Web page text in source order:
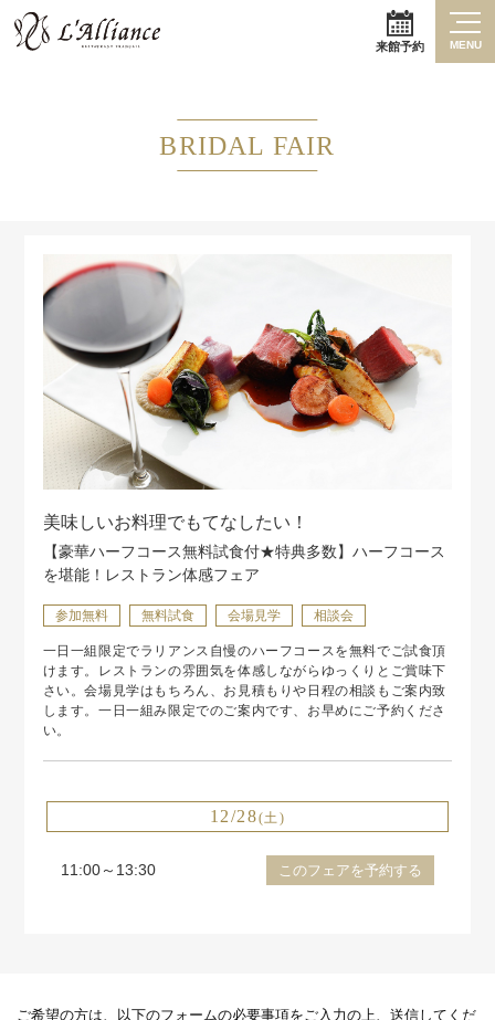
来館予約 MENU
BRIDAL FAIR
美味しいお料理でもてなしたい！
【豪華ハーフコース無料試食付★特典多数】ハーフコース
を堪能！レストラン体感フェア
参加無料 無料試食 会場見学 相談会
一日一組限定でラリアンス自慢のハーフコースを無料でご試食頂
けます。レストランの雰囲気を体感しながらゆっくりとご賞味下
さい。会場見学はもちろん、お見積もりや日程の相談もご案内致
します。一日一組み限定でのご案内です、お早めにご予約くださ
い。
12/28(土)
11:00～13:30 このフェアを予約する